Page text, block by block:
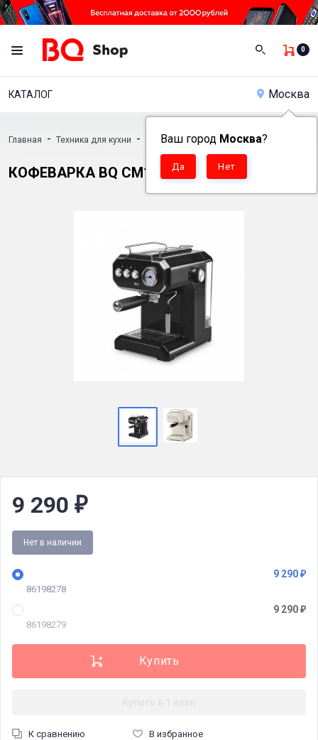
0
КАТАЛОГ Москва
Ваш город Москва?
Главная - Техника для кухни - Кофеварка BQ CM1722
КОФЕВАРКА BQ CM1722
9 290 ₽
Нет в наличии
9 290 ₽
86198278
9 290 ₽
86198279
К сравнению В избранное